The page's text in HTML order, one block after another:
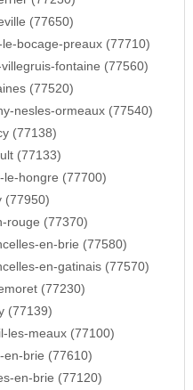
(77650)
bocage-preaux (77710)
fontaine (77560)
(77520)
nesles-ormeaux (77540)
(77138)
(77133)
le-hongre (77700)
(77950)
rouge (77370)
en-brie (77580)
en-gatinais (77570)
(77230)
(77139)
les-meaux (77100)
en-brie (77610)
en-brie (77120)